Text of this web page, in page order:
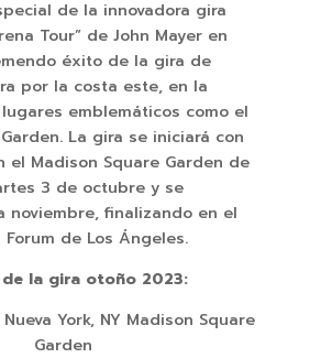
de la innovadora gira
Tour” de John Mayer en
éxito de la gira de
por la costa este, en la
emblemáticos como el
La gira se iniciará con
el Madison Square Garden de
3 de octubre y se
noviembre, finalizando en el
de Los Ángeles.
de la gira otoño 2023:
York, NY Madison Square
Garden